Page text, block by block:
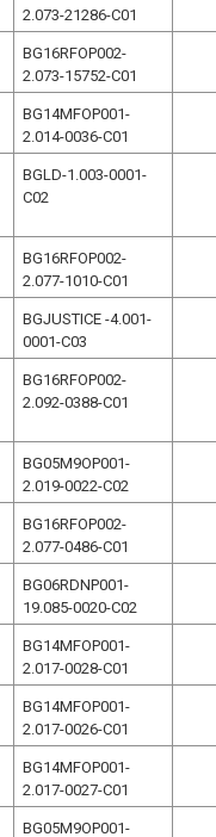
2.073-21286-C01
BG16RFOP002-
2.073-15752-C01
BG14MFOP001-
2.014-0036-C01
BGLD-1.003-0001-
C02
BG16RFOP002-
2.077-1010-C01
BGJUSTICE -4.001-
0001-C03
BG16RFOP002-
2.092-0388-C01
BG05M9OP001-
2.019-0022-C02
BG16RFOP002-
2.077-0486-C01
BG06RDNP001-
19.085-0020-C02
BG14MFOP001-
2.017-0028-C01
BG14MFOP001-
2.017-0026-C01
BG14MFOP001-
2.017-0027-C01
BG05M9OP001-